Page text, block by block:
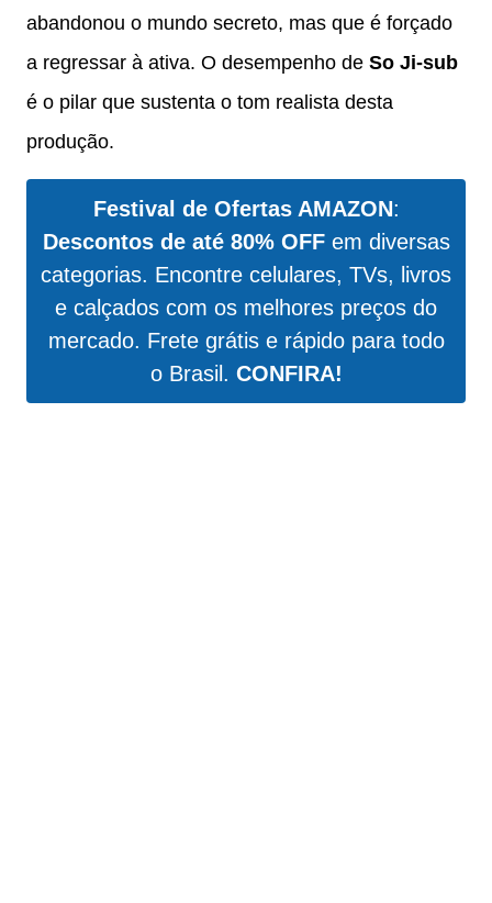
abandonou o mundo secreto, mas que é forçado
a regressar à ativa. O desempenho de So Ji-sub
é o pilar que sustenta o tom realista desta
produção.
Festival de Ofertas AMAZON:
Descontos de até 80% OFFem diversas
categorias. Encontre celulares, TVs, livros
e calçados com os melhores preços do
mercado. Frete grátis e rápido para todo
o Brasil. CONFIRA!